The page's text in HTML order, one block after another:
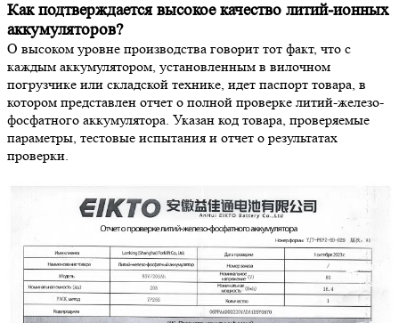
Как подтверждается высокое качество литий-ионных
аккумуляторов?
О высоком уровне производства говорит тот факт, что с
каждым аккумулятором, установленным в вилочном
погрузчике или складской технике, идет паспорт товара, в
котором представлен отчет о полной проверке литий-железо-
фосфатного аккумулятора. Указан код товара, проверяемые
параметры, тестовые испытания и отчет о результатах
проверки.